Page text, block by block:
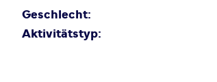
Geschlecht:
Aktivitätstyp: